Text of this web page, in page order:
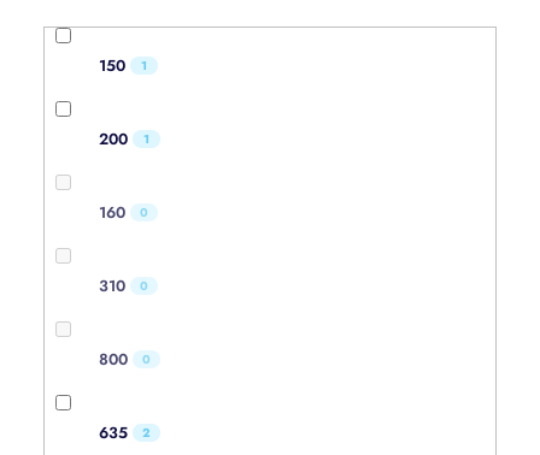
150 1
200 1
160 0
310 0
800 0
635 2